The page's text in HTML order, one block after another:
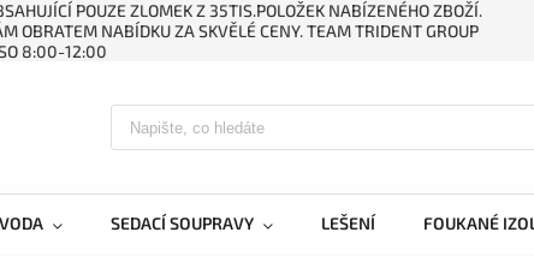
POUZE ZLOMEK Z 35TIS.POLOŽEK NABÍZENÉHO ZBOŽÍ.
OBRATEM NABÍDKU ZA SKVĚLÉ CENY. TEAM TRIDENT GROUP
8:00-12:00
SEDACÍ SOUPRAVY LEŠENÍ FOUKANÉ